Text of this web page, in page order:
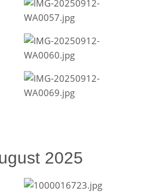
2025